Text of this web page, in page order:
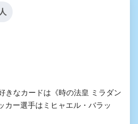
きなカードは《時の法皇 ミラダン
カー選手はミヒャエル・バラッ